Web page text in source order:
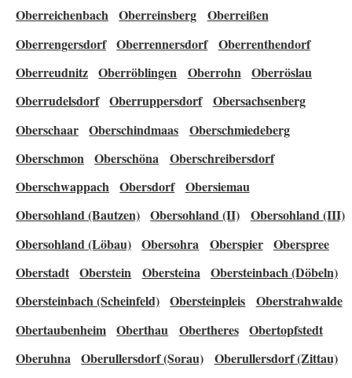
Oberreichenbach Oberreinsberg
Oberreißen
Oberrengersdorf Oberrennersdorf Oberrenthendorf
Oberreudnitz Oberröblingen Oberrohn Oberröslau
Oberrudelsdorf Oberruppersdorf Obersachsenberg
Oberschaar Oberschindmaas
Oberschmiedeberg
Oberschmon Oberschöna
Oberschreibersdorf
Oberschwappach Obersdorf Obersiemau
Obersohland (Bautzen) Obersohland (II)
Obersohland (III)
Obersohland (Löbau) Obersohra Oberspier Oberspree
Oberstadt Oberstein Obersteina Obersteinbach (Döbeln)
Obersteinbach (Scheinfeld) Obersteinpleis
Oberstrahwalde
Obertaubenheim Oberthau Obertheres Obertopfstedt
Oberuhna Oberullersdorf (Sorau)
Oberullersdorf (Zittau)